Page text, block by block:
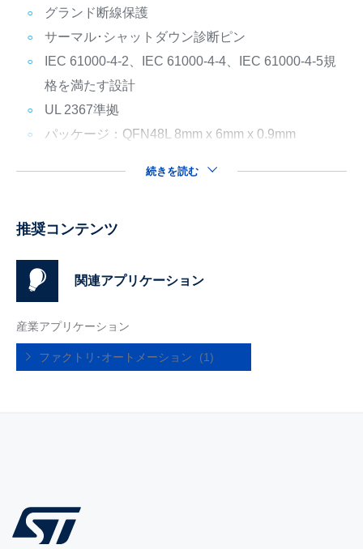
グランド断線保護
サーマル･シャットダウン診断ピン
IEC 61000-4-2、IEC 61000-4-4、IEC 61000-4-5規
格を満たす設計
UL 2367準拠
パッケージ：QFN48L 8mm x 6mm x 0.9mm
続きを読む
推奨コンテンツ
関連アプリケーション
産業アプリケーション
ファクトリ･オートメーション (1)